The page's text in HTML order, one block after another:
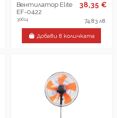
Вентилатор Elite
EF-0422
30614
38,35 €
74,83 лв.
Добави в количката